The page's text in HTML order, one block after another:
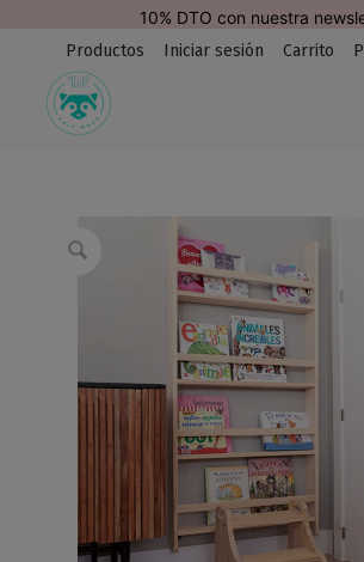
10% DTO con nuestra
Productos
Iniciar sesión Carrito
modal-